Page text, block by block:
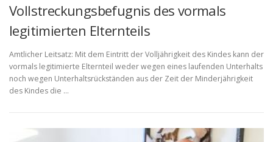
Vollstreckungsbefugnis des vormals
legitimierten Elternteils
Amtlicher Leitsatz: Mit dem Eintritt der Volljährigkeit des Kindes kann der
vormals legitimierte Elternteil weder wegen eines laufenden Unterhalts
noch wegen Unterhaltsrückständen aus der Zeit der Minderjährigkeit
des Kindes die …